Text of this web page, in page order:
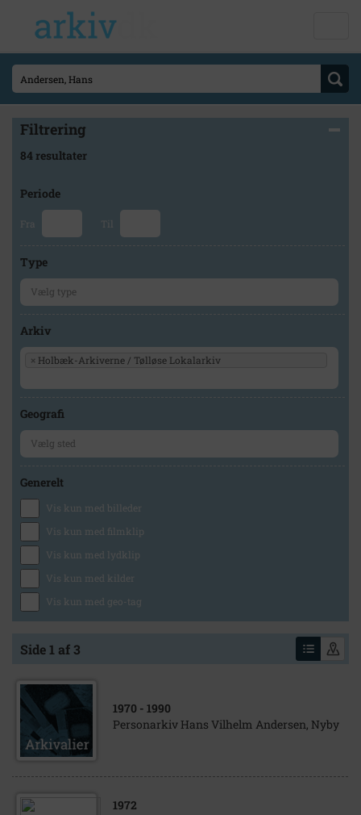
Filtrering
84 resultater
Periode
Fra Til
Type
Arkiv
× Holbæk-Arkiverne / Tølløse Lokalarkiv
Geografi
Generelt
Vis kun med billeder
Vis kun med filmklip
Vis kun med lydklip
Vis kun med kilder
Vis kun med geo-tag
Side 1 af 3
1970 - 1990
Personarkiv Hans Vilhelm Andersen, Nyby
1972